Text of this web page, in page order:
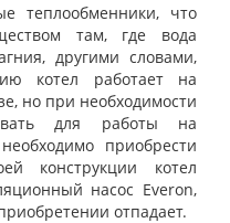
теплообменники, что
там, где вода
другими словами,
котел работает на
но при необходимости
для работы на
приобрести
конструкции котел
насос Everon,
отпадает.